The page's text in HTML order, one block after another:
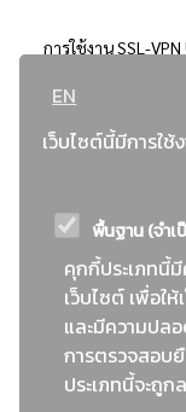
EN
เว็บไซต์นี้มีการใช้
พื้นฐาน (จำเ
คุกกี้ประเภทนี้
เว็บไซต์ เพื่อใ
และมีความปล
การตรวจสอบ
ประเภทนี้จะถูก
การใช้งาน SSL-
..ยอดนิยม..
: วิธีเฉพาะเจาะจง
ข่าวสาร/ประกาศ
: เอกสารส่งเสริมความ
ข่าวสารจัดซื้อจัดจ้าง
: แผนการจัดซื้อจัดจ้าง